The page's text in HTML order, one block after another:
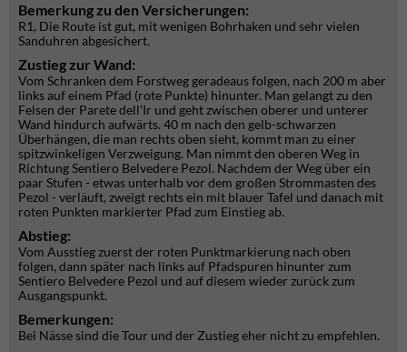
Bemerkung zu den Versicherungen:
R1, Die Route ist gut, mit wenigen Bohrhaken und sehr vielen
Sanduhren abgesichert.
Zustieg zur Wand:
Vom Schranken dem Forstweg geradeaus folgen, nach 200 m aber
links auf einem Pfad (rote Punkte) hinunter. Man gelangt zu den
Felsen der Parete dell'Ir und geht zwischen oberer und unterer
Wand hindurch aufwärts. 40 m nach den gelb-schwarzen
Überhängen, die man rechts oben sieht, kommt man zu einer
spitzwinkeligen Verzweigung. Man nimmt den oberen Weg in
Richtung Sentiero Belvedere Pezol. Nachdem der Weg über ein
paar Stufen - etwas unterhalb vor dem großen Strommasten des
Pezol - verläuft, zweigt rechts ein mit blauer Tafel und danach mit
roten Punkten markierter Pfad zum Einstieg ab.
Abstieg:
Vom Ausstieg zuerst der roten Punktmarkierung nach oben
folgen, dann später nach links auf Pfadspuren hinunter zum
Sentiero Belvedere Pezol und auf diesem wieder zurück zum
Ausgangspunkt.
Bemerkungen:
Bei Nässe sind die Tour und der Zustieg eher nicht zu empfehlen.